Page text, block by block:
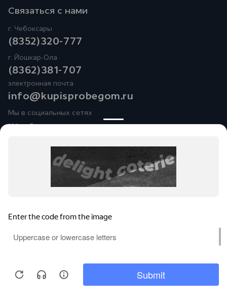
Связаться с нами
г. Чебоксары
(8352)320-777
г. Йошкар-Ола
(8362)381-707
электронная почта
info@kupisprobegom.ru
Мы в социальных сетях
Юридические лица ООО
«Альянс-АвтоМаркет»
(Фактический адрес: Чувашская Республика, Чебоксарский
район, Синьяльское сельское поселение, д. Пихтулино, ул.
Кокшайский проезд, д. 55; Телефон:
Реализуемые товары доступны к получению на территории
при каких условиях не является публичной офертой,
определяемой положениями Статьи 437 Гражданского
кодекса Российской Федерации. По вопросам покупки авто,